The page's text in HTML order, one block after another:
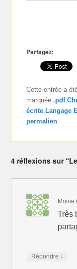
Partagez:
Cette entrée a
marquée.pdf,
écrite, Langage
permalien.
4 réflexions sur
Moine
Très
Répondre ↓